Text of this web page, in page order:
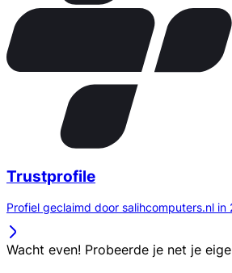
Trustprofile
Profiel geclaimd door salihcomputers.nl in
Wacht even! Probeerde je net je